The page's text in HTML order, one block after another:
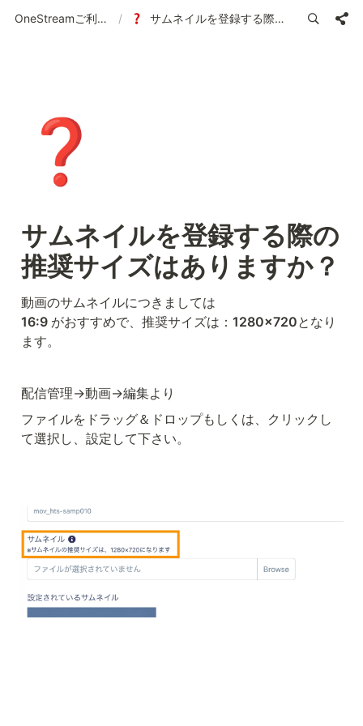
OneStreamご利用ガイド | 使い方の案内 / サムネイルを登録する際の推奨サイズはありますか？
❓
サムネイルを登録する際の
推奨サイズはありますか？
16:9 がおすすめで、推奨サイズは： 1280×720となり
ます。
配信管理→動画→編集より
ファイルをドラッグ＆ドロップもしくは、クリックし
て選択し、設定して下さい。